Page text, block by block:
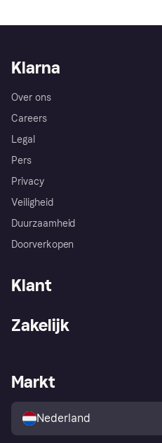
Klarna
Over ons
Careers
Legal
Pers
Privacy
Veiligheid
Duurzaamheid
Doorverkopen
Klant
Winkeloverzicht
Kopersbescherming voor
consumenten
Zakelijk
Zakelijke login
Markt
Nederland